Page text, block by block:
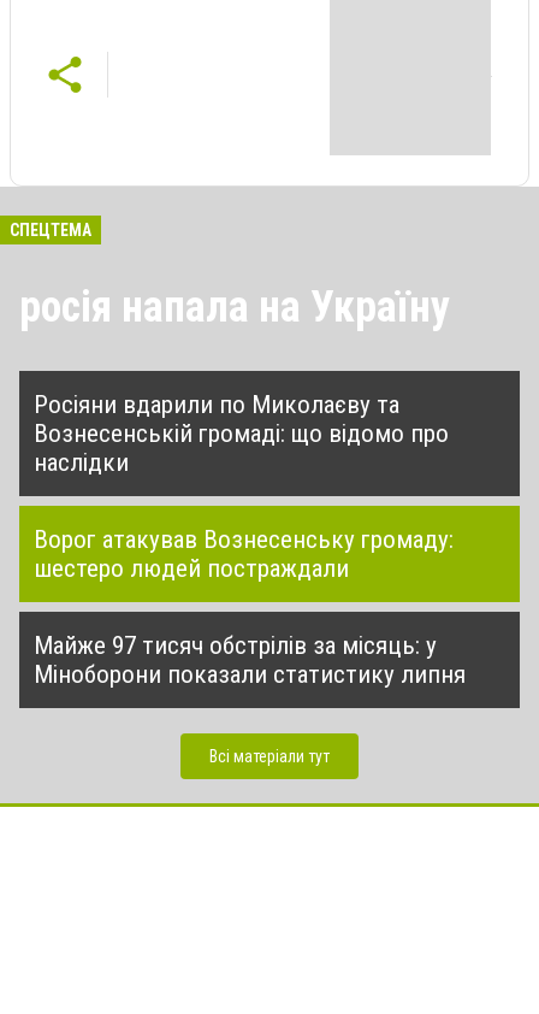
СПЕЦТЕМА
росія напала на Україну
Росіяни вдарили по Миколаєву та
Вознесенській громаді: що відомо про
наслідки
Ворог атакував Вознесенську громаду:
шестеро людей постраждали
Майже 97 тисяч обстрілів за місяць: у
Міноборони показали статистику липня
Всі матеріали тут